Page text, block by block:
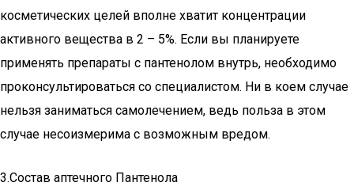
косметических целей вполне хватит концентрации
активного вещества в 2 – 5%. Если вы планируете
применять препараты с пантенолом внутрь, необходимо
проконсультироваться со специалистом. Ни в коем случае
нельзя заниматься самолечением, ведь польза в этом
случае несоизмерима с возможным вредом.
3.Состав аптечного Пантенола